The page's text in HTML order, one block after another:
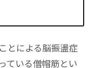
とによる脳振盪症
ている僧帽筋とい